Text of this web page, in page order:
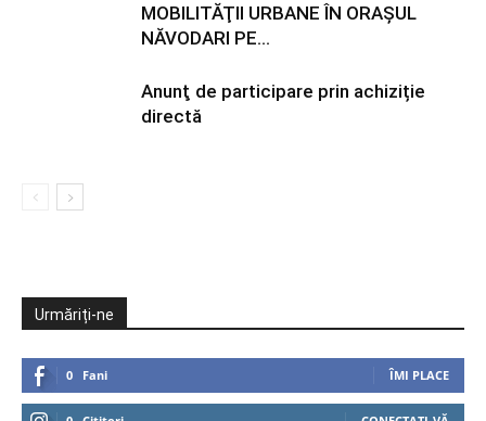
MOBILITĂŢII URBANE ÎN ORAŞUL
NĂVODARI PE...
Anunţ de participare prin achiziție
directă
Urmăriți-ne
0 Fani ÎMI PLACE